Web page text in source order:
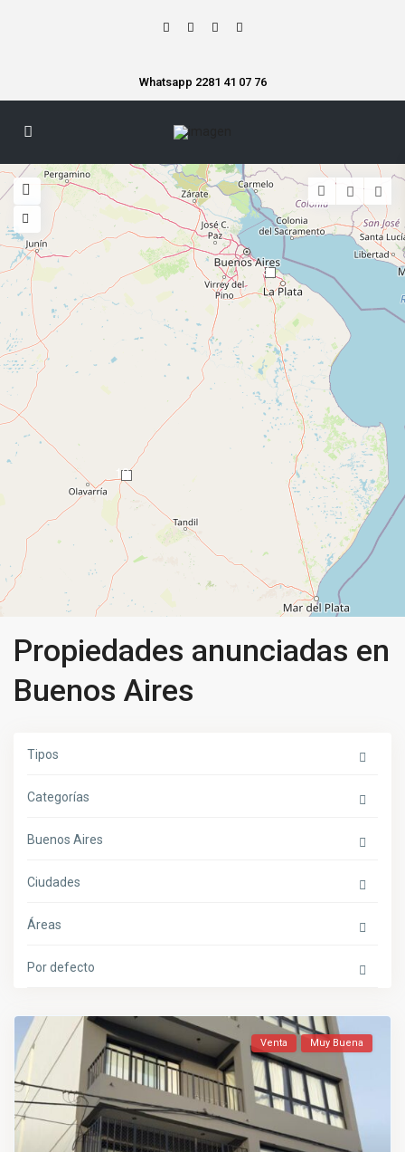
Whatsapp 2281 41 07 76
13
3
Propiedades anunciadas en
Buenos Aires
Tipos
Categorías
Buenos Aires
Ciudades
Áreas
Por defecto
Venta Muy Buena